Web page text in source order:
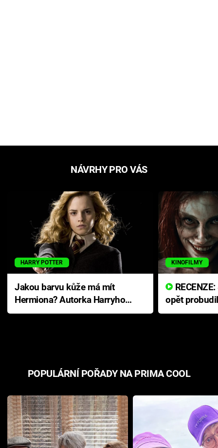
NÁVRHY PRO VÁS
HARRY POTTER
Jakou barvu kůže má mít
Hermiona? Autorka Harryho
Pottera přišla s ráznou
KINOFILMY
opět
přichází s
POPULÁRNÍ POŘADY NA PRIMA COOL